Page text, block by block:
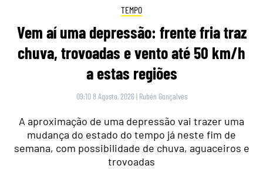
TEMPO
Vem aí uma depressão: frente fria traz
chuva, trovoadas e vento até 50 km/h
a estas regiões
09:10 8 Agosto, 2026 | Rubén Gonçalves
A aproximação de uma depressão vai trazer uma
mudança do estado do tempo já neste fim de
semana, com possibilidade de chuva, aguaceiros e
trovoadas